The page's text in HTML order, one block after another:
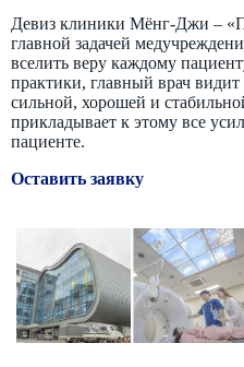
Девиз клиники Мёнг-Джи –
главной задачей
вселить веру каждому
практики, главный врач
сильной, хорошей и
прикладывает к этому все
пациенте.
Оставить заявку